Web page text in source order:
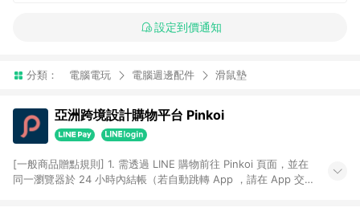
設定到價通知
分類： 電腦電玩 電腦週邊配件 滑鼠墊
亞洲跨境設計購物平台 Pinkoi
[一般商品贈點規則] 1. 需透過 LINE 購物前往 Pinkoi 頁面，並在
同一瀏覽器於 24 小時內結帳（若自動跳轉 App ，請在 App 交